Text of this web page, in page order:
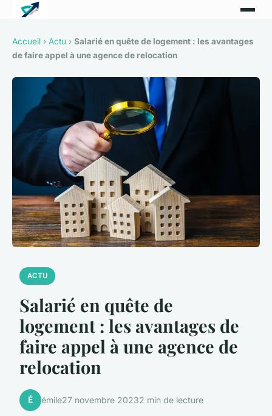
Accueil › Actu › Salarié en quête de logement : les avantages
de faire appel à une agence de relocation
ACTU
Salarié en quête de
logement : les avantages de
faire appel à une agence de
relocation
É émile27 novembre 20232 min de lecture